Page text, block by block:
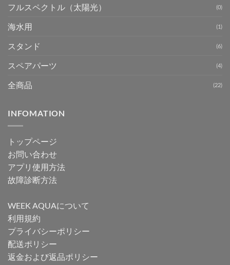
フルスペクトル（太陽光） (0)
海水用 (1)
スタンド (6)
スペアパーツ (4)
全商品 (22)
INFOMATION
トップページ
お問い合わせ
アプリ使用方法
故障診断方法
WEEK AQUAについて
利用規約
プライバシーポリシー
配送ポリシー
返金および返品ポリシー